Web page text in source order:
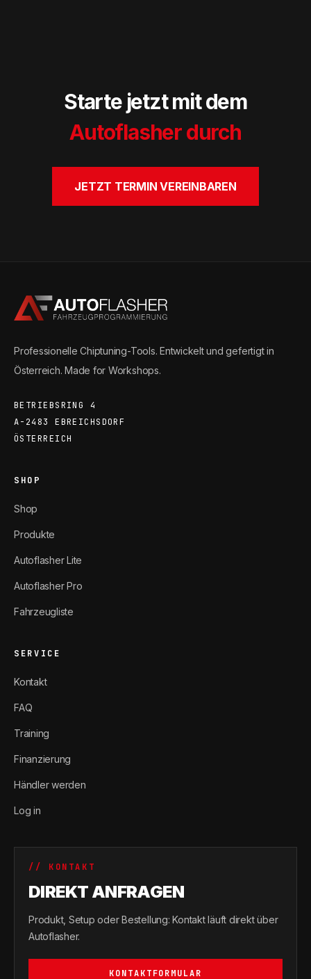
Starte jetzt mit dem
Autoflasher durch
JETZT TERMIN VEREINBAREN
Professionelle Chiptuning-Tools. Entwickelt und gefertigt in
Österreich. Made for Workshops.
BETRIEBSRING 4
A-2483 EBREICHSDORF
ÖSTERREICH
SHOP
Shop
Produkte
Autoflasher Lite
Autoflasher Pro
Fahrzeugliste
SERVICE
Kontakt
FAQ
Training
Finanzierung
Händler werden
Log in
// KONTAKT
DIREKT ANFRAGEN
Produkt, Setup oder Bestellung: Kontakt läuft direkt über
Autoflasher.
KONTAKTFORMULAR